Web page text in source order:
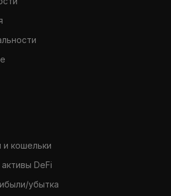
кошельки
DeFi
убытка